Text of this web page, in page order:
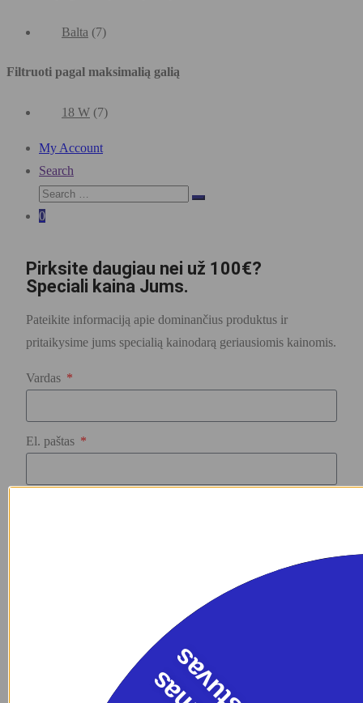
Balta (7)
Filtruoti pagal maksimalią galią
18 W (7)
My Account
Search
0
Pirksite daugiau nei už 100€?
Speciali kaina Jums.
Pateikite informaciją apie dominančius produktus ir
pritaikysime jums specialią kainodarą geriausiomis kainomis.
Vardas
El. paštas
Siųsti užklausą